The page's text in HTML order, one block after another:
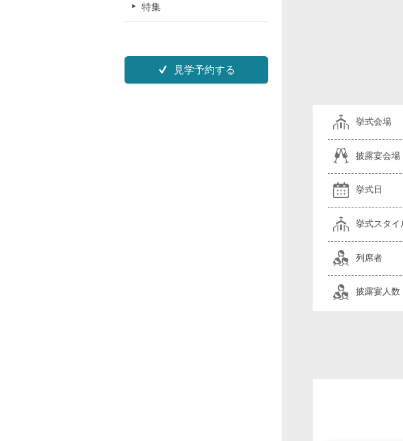
特集
見学予約する
挙式会場
披露宴会場
挙式日
挙式スタイ
列席者
披露宴人数